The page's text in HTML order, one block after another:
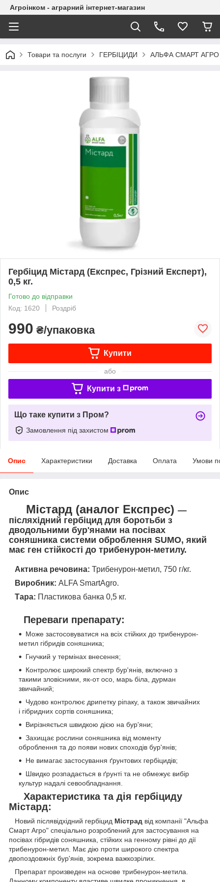
Агроінком - аграрний інтернет-магазин
Товари та послуги ГЕРБІЦИДИ АЛЬФА СМАРТ АГРО
Гербіцид Містард (Експрес, Грізний Експерт),
0,5 кг.
Готово до відправки
Код: 1620
Роздріб
990 ₴/упаковка
Купити
або
Купити з
Що таке купити з Пром?
Замовлення під захистом
Опис Характеристики Доставка Оплата Умови
Опис
Містард (аналог Експрес) —
післяхідний гербіцид для боротьби з
дводольними бур'янами на посівах
соняшника системи оброблення SUMO, який
має ген стійкості до трибенурон-метилу.
Активна речовина: Трибенурон-метил, 750 г/кг.
Виробник: ALFA SmartAgro.
Тара: Пластикова банка 0,5 кг.
Переваги препарату:
Може застосовуватися на всіх стійких до трибенурон-
метил гібридів соняшника;
Гнучкий у термінах внесення;
Контролює широкий спектр бур'янів, включно з
такими зловісними, як-от осо, марь біла, дурман
звичайний;
Чудово контролює дрипетку ріпаку, а також звичайних
і гібридних сортів соняшника;
Вирізняється швидкою дією на бур'яни;
Захищає рослини соняшника від моменту
оброблення та до появи нових споходів бур'янів;
Не вимагає застосування ґрунтових гербіцидів;
Швидко розпадається в ґрунті та не обмежує вибір
культур надалі севообладнання.
Характеристика та дія гербіциду
Містард:
Новий післявідхідний гербіцид Містрад від компанії "Альфа
Смарт Агро" спеціально розроблений для застосування на
посівах гібридів соняшника, стійких на генному рівні до дії
трибенурон-метил. Має дію проти широкого спектра
двопоздовжніх бур'янів, зокрема важкозрілих.
Препарат произведен на основе трибенурон-метила.